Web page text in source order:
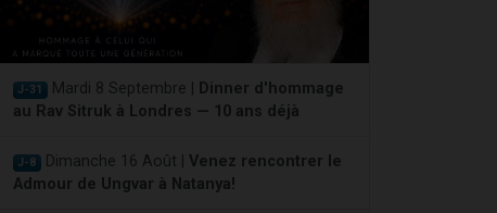
J-31 Mardi 8 Septembre |
Dinner d'hommage
au Rav Sitruk à Londres — 10 ans déjà
J-8 Dimanche 16 Août | Venez rencontrer le
Admour de Ungvar à Natanya!